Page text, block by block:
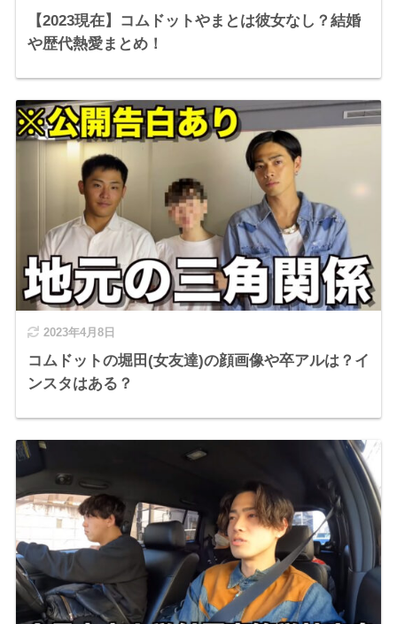
【2023現在】コムドットやまとは彼女なし？結婚
や歴代熱愛まとめ！
2023年4月8日
コムドットの堀田(女友達)の顔画像や卒アルは？イ
ンスタはある？